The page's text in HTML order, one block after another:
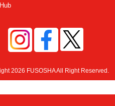
2026 FUSOSHA All Right Reserved.